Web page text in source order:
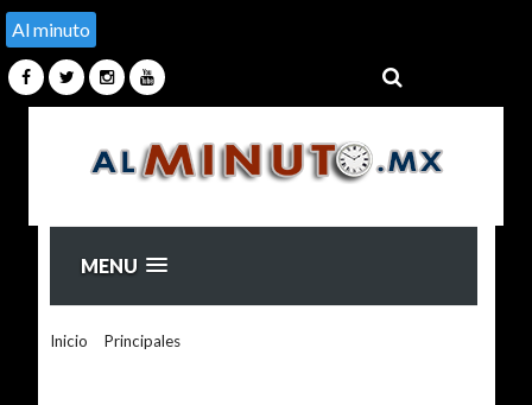
Al minuto
MENU
Inicio Principales>